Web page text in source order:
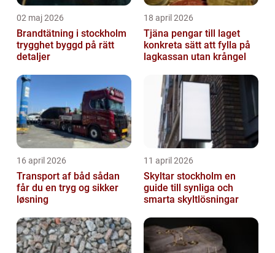
02 maj 2026
Brandtätning i stockholm
trygghet byggd på rätt
detaljer
18 april 2026
Tjäna pengar till laget
konkreta sätt att fylla på
lagkassan utan krångel
16 april 2026
Transport af båd sådan
får du en tryg og sikker
løsning
11 april 2026
Skyltar stockholm en
guide till synliga och
smarta skyltlösningar